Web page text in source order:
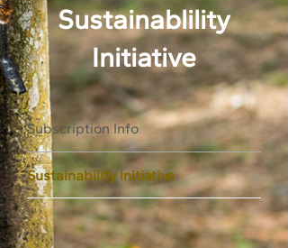
Sustainablility
Initiative
Subscription Info
Sustainability Initiative